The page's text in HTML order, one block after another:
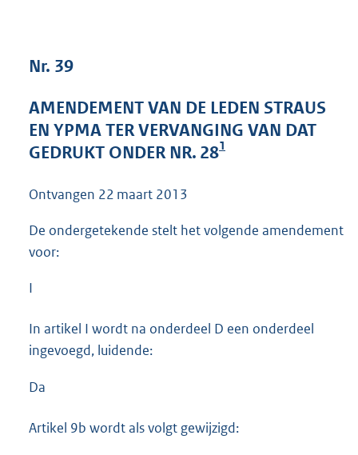
Nr. 39
AMENDEMENT VAN DE LEDEN STRAUS
EN YPMA TER VERVANGING VAN DAT
GEDRUKT ONDER NR. 281
Ontvangen 22 maart 2013
De ondergetekende stelt het volgende amendement
voor:
I
In artikel I wordt na onderdeel D een onderdeel
ingevoegd, luidende:
Da
Artikel 9b wordt als volgt gewijzigd: